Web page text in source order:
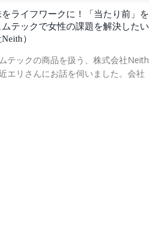
をライフワークに！「当たり前」を
テックで女性の課題を解決したい
）
テックの商品を扱う、株式会社Neith
エリさんにお話を伺いました。会社